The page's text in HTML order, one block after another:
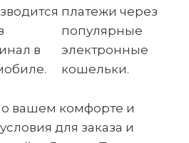
в
платежи через
популярные
электронные
кошельки.
вашем комфорте и
для заказа и